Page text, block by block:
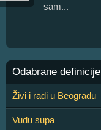
sam...
Odabrane definicije
Živi i radi u Beogradu
Vudu supa